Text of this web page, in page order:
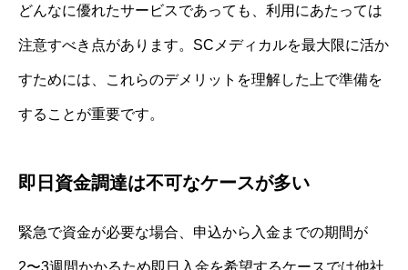
どんなに優れたサービスであっても、利用にあたっては
注意すべき点があります。SCメディカルを最大限に活か
すためには、これらのデメリットを理解した上で準備を
することが重要です。
即日資金調達は不可なケースが多い
緊急で資金が必要な場合、申込から入金までの期間が